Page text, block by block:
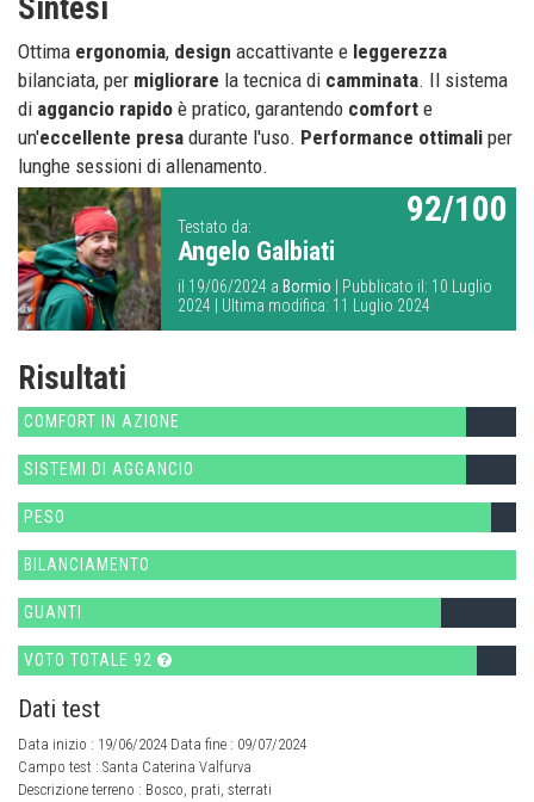
Sintesi
Ottima ergonomia, design accattivante e leggerezza
bilanciata, per migliorare la tecnica di camminata. Il sistema
di aggancio rapido è pratico, garantendo comfort e
un'eccellente presa durante l'uso. Performance ottimali per
lunghe sessioni di allenamento.
Testato da:
Angelo Galbiati
il 19/06/2024 a Bormio | Pubblicato il: 10 Luglio
2024 | Ultima modifica: 11 Luglio 2024
92/100
Risultati
COMFORT IN AZIONE
SISTEMI DI AGGANCIO
PESO
BILANCIAMENTO
GUANTI
VOTO TOTALE 92
Dati test
Data inizio : 19/06/2024 Data fine : 09/07/2024
Campo test : Santa Caterina Valfurva
Descrizione terreno : Bosco, prati, sterrati